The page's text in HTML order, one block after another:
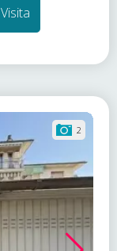
Visita
2